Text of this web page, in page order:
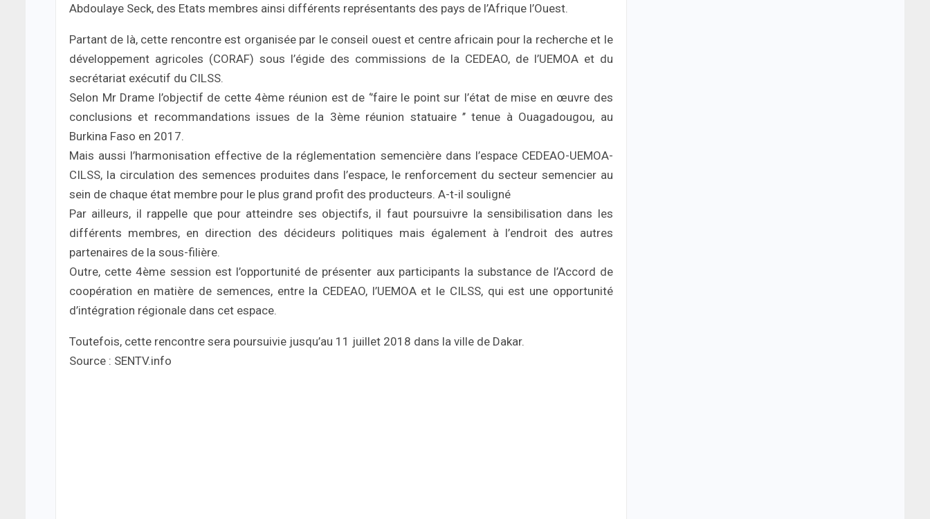
Abdoulaye Seck, des Etats membres ainsi différents représentants des pays de l’Afrique l’Ouest.
Partant de là, cette rencontre est organisée par le conseil ouest et centre africain pour la recherche et le
développement agricoles (CORAF) sous l’égide des commissions de la CEDEAO, de l’UEMOA et du
secrétariat exécutif du CILSS.
Selon Mr Drame l’objectif de cette 4ème réunion est de ‘’faire le point sur l’état de mise en œuvre des
conclusions et recommandations issues de la 3ème réunion statuaire ’’ tenue à Ouagadougou, au
Burkina Faso en 2017.
Mais aussi l’harmonisation effective de la réglementation semencière dans l’espace CEDEAO-UEMOA-
CILSS, la circulation des semences produites dans l’espace, le renforcement du secteur semencier au
sein de chaque état membre pour le plus grand profit des producteurs. A-t-il souligné
Par ailleurs, il rappelle que pour atteindre ses objectifs, il faut poursuivre la sensibilisation dans les
différents membres, en direction des décideurs politiques mais également à l’endroit des autres
partenaires de la sous-filière.
Outre, cette 4ème session est l’opportunité de présenter aux participants la substance de l’Accord de
coopération en matière de semences, entre la CEDEAO, l’UEMOA et le CILSS, qui est une opportunité
d’intégration régionale dans cet espace.
Toutefois, cette rencontre sera poursuivie jusqu’au 11 juillet 2018 dans la ville de Dakar.
Source : SENTV.info